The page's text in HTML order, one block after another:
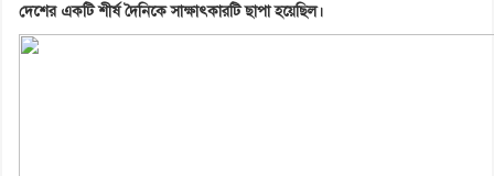
দেশের একটি শীর্ষ দৈনিকে সাক্ষাৎকারটি ছাপা হয়েছিল।